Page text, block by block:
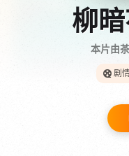
柳
本片由
剧